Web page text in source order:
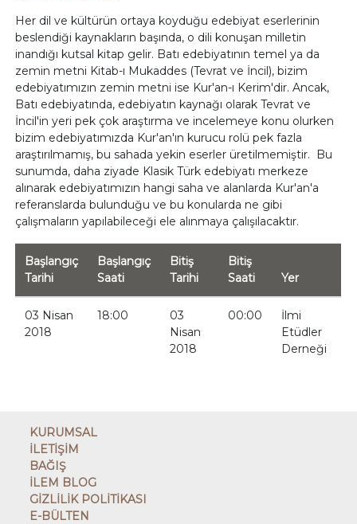
Her dil ve kültürün ortaya koyduğu edebiyat eserlerinin
beslendiği kaynakların başında, o dili konuşan milletin
inandığı kutsal kitap gelir. Batı edebiyatının temel ya da
zemin metni Kitab-ı Mukaddes (Tevrat ve İncil), bizim
edebiyatımızın zemin metni ise Kur'an-ı Kerim'dir. Ancak,
Batı edebiyatında, edebiyatın kaynağı olarak Tevrat ve
İncil'in yeri pek çok araştırma ve incelemeye konu olurken
bizim edebiyatımızda Kur'an'ın kurucu rolü pek fazla
araştırılmamış, bu sahada yekin eserler üretilmemiştir. Bu
sunumda, daha ziyade Klasik Türk edebiyatı merkeze
alınarak edebiyatımızın hangi saha ve alanlarda Kur'an'a
referanslarda bulunduğu ve bu konularda ne gibi
çalışmaların yapılabileceği ele alınmaya çalışılacaktır.
Başlangıç
Tarihi
Başlangıç
Saati
Bitiş
Tarihi
Bitiş
Saati
Yer
03 Nisan
2018
18:00
03
Nisan
2018
00:00
İlmi
Etüdler
Derneği
KURUMSAL
İLETİŞİM
BAĞIŞ
İLEM BLOG
GİZLİLİK POLİTİKASI
E-BÜLTEN